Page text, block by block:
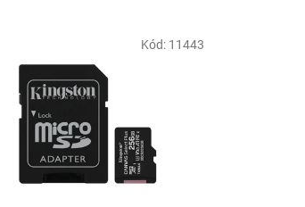
Kód: 11443